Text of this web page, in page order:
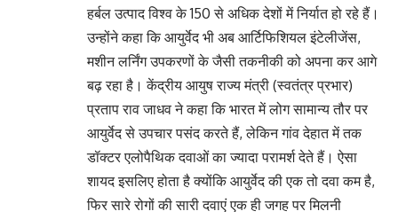
हर्बल उत्पाद विश्व के 150 से अधिक देशों में निर्यात हो रहे हैं।
उन्होंने कहा कि आयुर्वेद भी अब आर्टिफिशियल इंटेलीजेंस,
मशीन लर्निंग उपकरणों के जैसी तकनीकी को अपना कर आगे
बढ़ रहा है। केंद्रीय आयुष राज्य मंत्री (स्वतंत्र प्रभार)
प्रताप राव जाधव ने कहा कि भारत में लोग सामान्य तौर पर
आयुर्वेद से उपचार पसंद करते हैं, लेकिन गांव देहात में तक
डॉक्टर एलोपैथिक दवाओं का ज्यादा परामर्श देते हैं। ऐसा
शायद इसलिए होता है क्योंकि आयुर्वेद की एक तो दवा कम है,
फिर सारे रोगों की सारी दवाएं एक ही जगह पर मिलनी